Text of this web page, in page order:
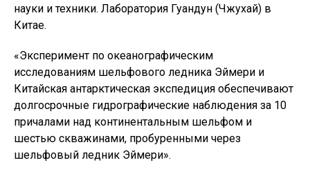
науки и техники. Лаборатория Гуандун (Чжухай) в
Китае.
«Эксперимент по океанографическим
исследованиям шельфового ледника Эймери и
Китайская антарктическая экспедиция обеспечивают
долгосрочные гидрографические наблюдения за 10
причалами над континентальным шельфом и
шестью скважинами, пробуренными через
шельфовый ледник Эймери».